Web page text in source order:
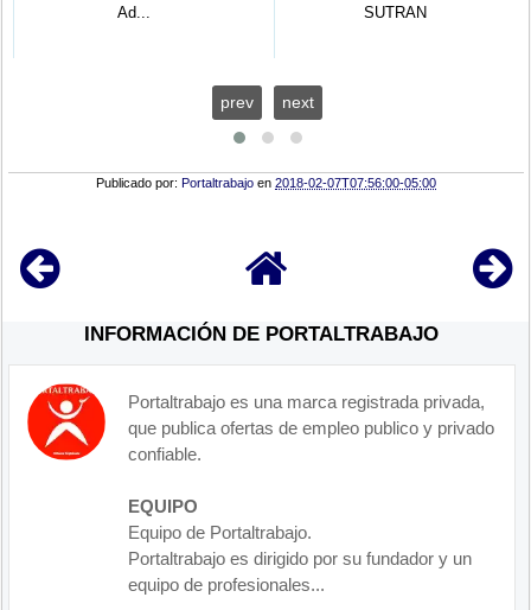
Ad...
SUTRAN
prev next
Publicado por:Portaltrabajo en2018-02-07T07:56:00-05:00
INFORMACIÓN DE PORTALTRABAJO
Portaltrabajo es una marca registrada privada,
que publica ofertas de empleo publico y privado
confiable.
EQUIPO
Equipo de Portaltrabajo.
Portaltrabajo es dirigido por su fundador y un
equipo de profesionales...